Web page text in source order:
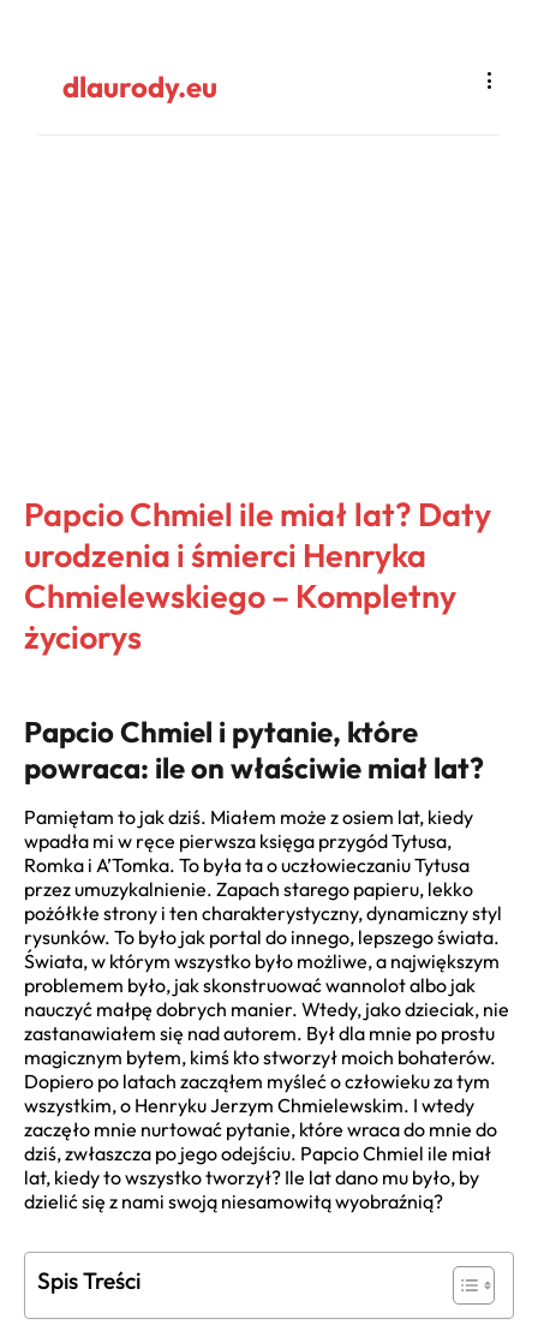
dlaurody.eu
Papcio Chmiel ile miał lat? Daty
urodzenia i śmierci Henryka
Chmielewskiego – Kompletny
życiorys
Papcio Chmiel i pytanie, które
powraca: ile on właściwie miał lat?
Pamiętam to jak dziś. Miałem może z osiem lat, kiedy
wpadła mi w ręce pierwsza księga przygód Tytusa,
Romka i A’Tomka. To była ta o uczłowieczaniu Tytusa
przez umuzykalnienie. Zapach starego papieru, lekko
pożółkłe strony i ten charakterystyczny, dynamiczny styl
rysunków. To było jak portal do innego, lepszego świata.
Świata, w którym wszystko było możliwe, a największym
problemem było, jak skonstruować wannolot albo jak
nauczyć małpę dobrych manier. Wtedy, jako dzieciak, nie
zastanawiałem się nad autorem. Był dla mnie po prostu
magicznym bytem, kimś kto stworzył moich bohaterów.
Dopiero po latach zacząłem myśleć o człowieku za tym
wszystkim, o Henryku Jerzym Chmielewskim. I wtedy
zaczęło mnie nurtować pytanie, które wraca do mnie do
dziś, zwłaszcza po jego odejściu. Papcio Chmiel ile miał
lat, kiedy to wszystko tworzył? Ile lat dano mu było, by
dzielić się z nami swoją niesamowitą wyobraźnią?
Spis Treści